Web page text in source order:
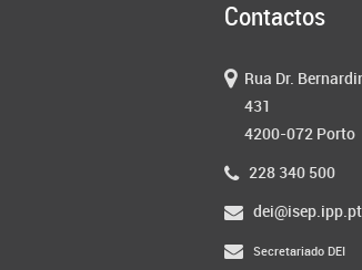
Contactos
Rua Dr.
431
4200-072 Porto
228 340 500
dei@isep.ipp.pt
Secretariado DEI